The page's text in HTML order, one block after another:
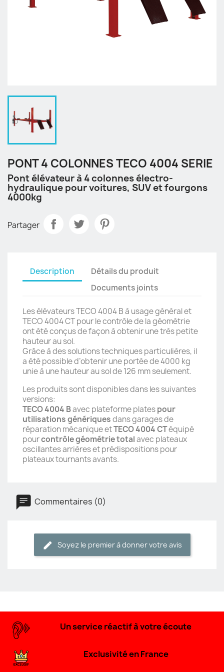
PONT 4 COLONNES TECO 4004 SERIE
Pont élévateur à 4 colonnes électro-
hydraulique pour voitures, SUV et fourgons
4000kg
Partager
Description
Détails du produit
Documents joints
Les élévateurs TECO 4004 B à usage général et
TECO 4004 CT pour le contrôle de la géométrie
ont été conçus de façon à obtenir une très petite
hauteur au sol.
Grâce à des solutions techniques particulières, il
a été possible d’obtenir une portée de 4000 kg
unie à une hauteur au sol de 126 mm seulement.
Les produits sont disponibles dans les suivantes
versions:
TECO 4004 Bavec plateforme platespour
utilisations génériquesdans garages de
réparation mécanique etTECO 4004 CTéquipé
pourcontrôle géométrie totalavec plateaux
oscillantes arrières et prédispositions pour
plateaux tournants avants.
Commentaires (0)
Soyez le premier à donner votre avis
Un service réactif à votre écoute
Exclusivité en France